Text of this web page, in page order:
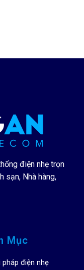
điện nhẹ trọn
sạn, Nhà hàng,
Mục
pháp điện nhẹ